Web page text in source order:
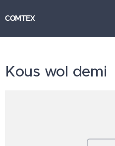
COMTEX
Kous wol demi